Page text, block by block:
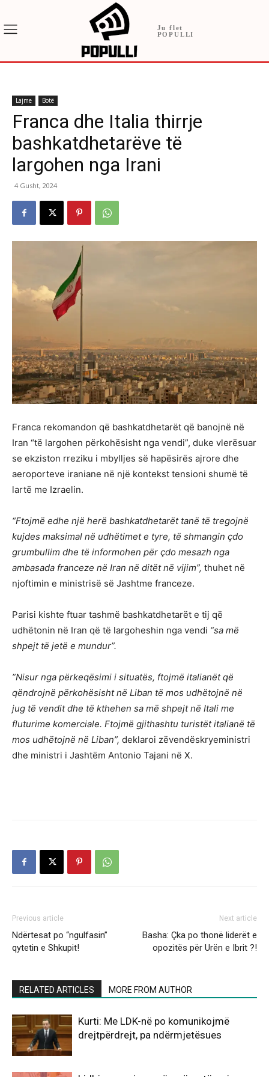
Ju flet
POPULLI
Lajme Botë
Franca dhe Italia thirrje
bashkatdhetarëve të
largohen nga Irani
4 Gusht, 2024
Franca rekomandon që bashkatdhetarët që banojnë në
Iran “të largohen përkohësisht nga vendi”, duke vlerësuar
se ekziston rreziku i mbylljes së hapësirës ajrore dhe
aeroporteve iraniane në një kontekst tensioni shumë të
lartë me Izraelin.
“Ftojmë edhe një herë bashkatdhetarët tanë të tregojnë
kujdes maksimal në udhëtimet e tyre, të shmangin çdo
grumbullim dhe të informohen për çdo mesazh nga
ambasada franceze në Iran në ditët në vijim”, thuhet në
njoftimin e ministrisë së Jashtme franceze.
Parisi kishte ftuar tashmë bashkatdhetarët e tij që
udhëtonin në Iran që të largoheshin nga vendi “sa më
shpejt të jetë e mundur”.
”Nisur nga përkeqësimi i situatës, ftojmë italianët që
qëndrojnë përkohësisht në Liban të mos udhëtojnë në
jug të vendit dhe të kthehen sa më shpejt në Itali me
fluturime komerciale. Ftojmë gjithashtu turistët italianë të
mos udhëtojnë në Liban”, deklaroi zëvendëskryeministri
dhe ministri i Jashtëm Antonio Tajani në X.
Previous article
Ndërtesat po “ngulfasin”
qytetin e Shkupit!
Next article
Basha: Çka po thonë liderët e
opozitës për Urën e Ibrit ?!
RELATED ARTICLES MORE FROM AUTHOR
Kurti: Me LDK-në po komunikojmë
drejtpërdrejt, pa ndërmjetësues